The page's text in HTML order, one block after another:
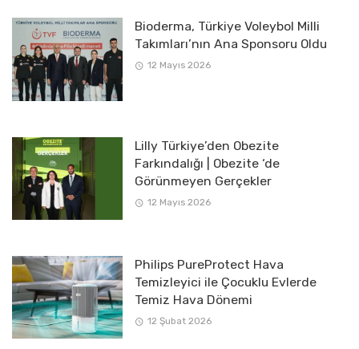
Bioderma, Türkiye Voleybol Milli
Takımları’nın Ana Sponsoru Oldu
12 Mayıs 2026
Lilly Türkiye’den Obezite
Farkındalığı | Obezite ‘de
Görünmeyen Gerçekler
12 Mayıs 2026
Philips PureProtect Hava
Temizleyici ile Çocuklu Evlerde
Temiz Hava Dönemi
12 Şubat 2026